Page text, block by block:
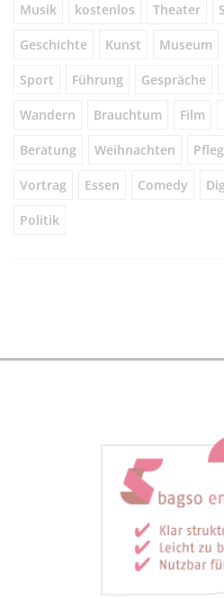
Musik kostenlos Theater
Geschichte Kunst Museum
Sport Führung Gespräche
Wandern Brauchtum Film
Beratung Weihnachten
Vortrag Essen Comedy
Politik